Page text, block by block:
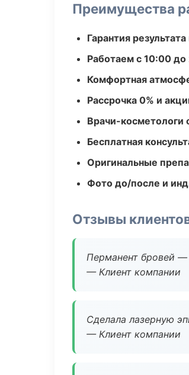
Преимущества
Гарантия
Работаем с 10:00
Комфортная
Рассрочка 0% и
Врачи-косметологи
Бесплатная
Оригинальные
Фото до/после и
Отзывы
Перманент бровей —
— Клиент компании
Сделала лазерную
— Клиент компании